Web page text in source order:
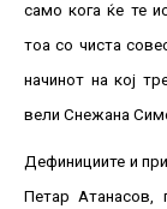
само кога ќе те
тоа со чиста
начинот на кој
вели Снежана
Дефинициите и
Петар Атанасов,